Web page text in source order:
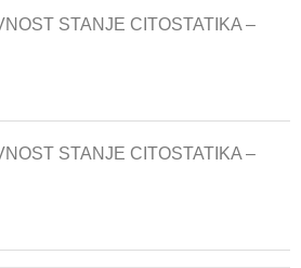
STANJE CITOSTATIKA –
STANJE CITOSTATIKA –